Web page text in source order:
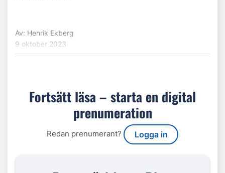
Av: Henrik Ekberg
9 oktober 2023
Fortsätt läsa – starta en digital
prenumeration
Redan prenumerant? Logga in